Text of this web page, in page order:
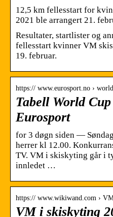
12,5 km fellesstart for
2021 ble arrangert 21.
Resultater, startlister og
fellesstart kvinner VM
19. februar.
https:// www.eurosport.no ›
Tabell World
Eurosport
for 3 døgn siden —
herrer kl 12.00.
TV. VM i skiskyting går i
innledet …
https:// www.wikiwand.com ›
VM i skiskyting